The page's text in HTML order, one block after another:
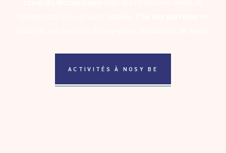
ACTIVITÉS À NOSY BE